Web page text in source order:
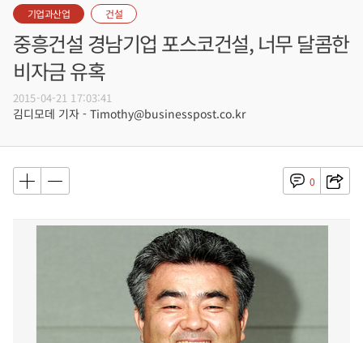
기업과산업 건설
중흥건설 경남기업 포스코건설, 너무 달콤한
비자금 유혹
2015-04-21 17:03:41
김디모데 기자 - Timothy@businesspost.co.kr
0